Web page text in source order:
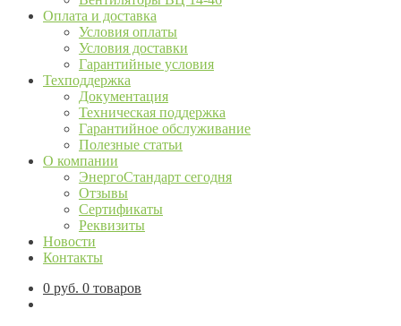
Оплата и доставка
Условия оплаты
Условия доставки
Гарантийные условия
Техподдержка
Документация
Техническая поддержка
Гарантийное обслуживание
Полезные статьи
О компании
ЭнергоСтандарт сегодня
Отзывы
Сертификаты
Реквизиты
Новости
Контакты
0 руб. 0 товаров